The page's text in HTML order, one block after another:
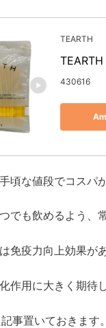
TEARTH
430616
頃な値段でコスパ
でも飲めるよう、
免疫力向上効果が
作用に大きく期待
事置いておきます。